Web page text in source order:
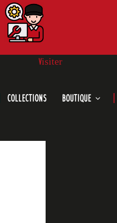
Visiter
COLLECTIONS BOUTIQUE